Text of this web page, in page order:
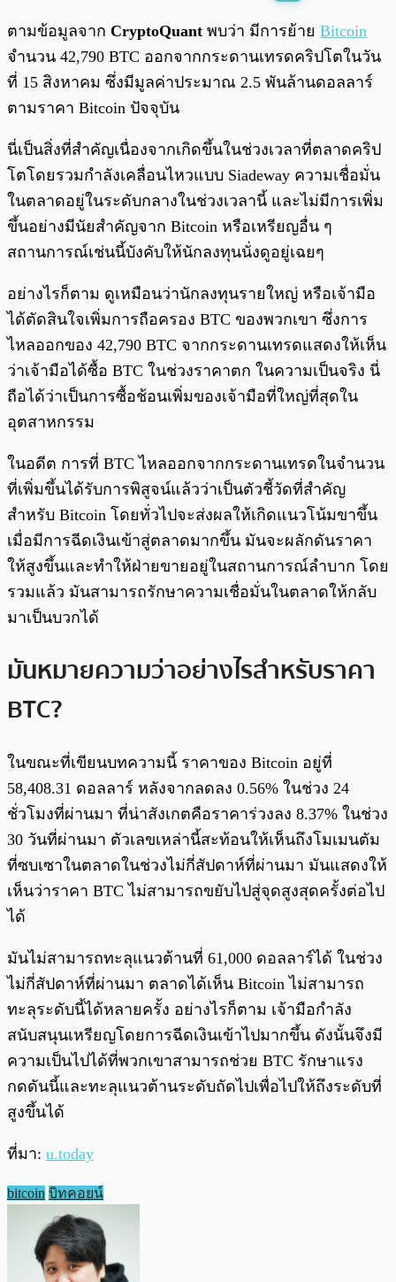
ตามข้อมูลจาก CryptoQuant พบว่า มีการย้าย Bitcoin
จำนวน 42,790 BTC ออกจากกระดานเทรดคริปโตในวัน
ที่ 15 สิงหาคม ซึ่งมีมูลค่าประมาณ 2.5 พันล้านดอลลาร์
ตามราคา Bitcoin ปัจจุบัน
นี่เป็นสิ่งที่สำคัญเนื่องจากเกิดขึ้นในช่วงเวลาที่ตลาดคริป
โตโดยรวมกำลังเคลื่อนไหวแบบ Siadeway ความเชื่อมั่น
ในตลาดอยู่ในระดับกลางในช่วงเวลานี้ และไม่มีการเพิ่ม
ขึ้นอย่างมีนัยสำคัญจาก Bitcoin หรือเหรียญอื่น ๆ
สถานการณ์เช่นนี้บังคับให้นักลงทุนนั่งดูอยู่เฉยๆ
อย่างไรก็ตาม ดูเหมือนว่านักลงทุนรายใหญ่ หรือเจ้ามือ
ได้ตัดสินใจเพิ่มการถือครอง BTC ของพวกเขา ซึ่งการ
ไหลออกของ 42,790 BTC จากกระดานเทรดแสดงให้เห็น
ว่าเจ้ามือได้ซื้อ BTC ในช่วงราคาตก ในความเป็นจริง นี่
ถือได้ว่าเป็นการซื้อช้อนเพิ่มของเจ้ามือที่ใหญ่ที่สุดใน
อุตสาหกรรม
ในอดีต การที่ BTC ไหลออกจากกระดานเทรดในจำนวน
ที่เพิ่มขึ้นได้รับการพิสูจน์แล้วว่าเป็นตัวชี้วัดที่สำคัญ
สำหรับ Bitcoin โดยทั่วไปจะส่งผลให้เกิดแนวโน้มขาขึ้น
เมื่อมีการฉีดเงินเข้าสู่ตลาดมากขึ้น มันจะผลักดันราคา
ให้สูงขึ้นและทำให้ฝ่ายขายอยู่ในสถานการณ์ลำบาก โดย
รวมแล้ว มันสามารถรักษาความเชื่อมั่นในตลาดให้กลับ
มาเป็นบวกได้
มันหมายความว่าอย่างไรสำหรับราคา
BTC?
ในขณะที่เขียนบทความนี้ ราคาของ Bitcoin อยู่ที่
58,408.31 ดอลลาร์ หลังจากลดลง 0.56% ในช่วง 24
ชั่วโมงที่ผ่านมา ที่น่าสังเกตคือราคาร่วงลง 8.37% ในช่วง
30 วันที่ผ่านมา ตัวเลขเหล่านี้สะท้อนให้เห็นถึงโมเมนตัม
ที่ซบเซาในตลาดในช่วงไม่กี่สัปดาห์ที่ผ่านมา มันแสดงให้
เห็นว่าราคา BTC ไม่สามารถขยับไปสู่จุดสูงสุดครั้งต่อไป
ได้
มันไม่สามารถทะลุแนวต้านที่ 61,000 ดอลลาร์ได้ ในช่วง
ไม่กี่สัปดาห์ที่ผ่านมา ตลาดได้เห็น Bitcoin ไม่สามารถ
ทะลุระดับนี้ได้หลายครั้ง อย่างไรก็ตาม เจ้ามือกำลัง
สนับสนุนเหรียญโดยการฉีดเงินเข้าไปมากขึ้น ดังนั้นจึงมี
ความเป็นไปได้ที่พวกเขาสามารถช่วย BTC รักษาแรง
กดดันนี้และทะลุแนวต้านระดับถัดไปเพื่อไปให้ถึงระดับที่
สูงขึ้นได้
ที่มา: u.today
bitcoin บิทคอยน์